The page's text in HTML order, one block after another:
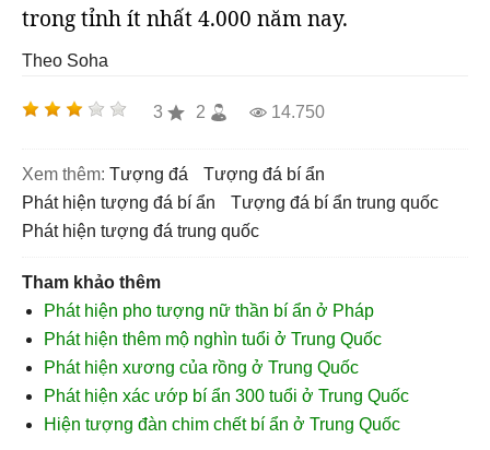
trong tỉnh ít nhất 4.000 năm nay.
Theo Soha
3 2 14.750
Xem thêm: tượng đá
tượng đá bí ẩn
phát hiện tượng đá bí ẩn
tượng đá bí ẩn trung quốc
phát hiện tượng đá trung quốc
Tham khảo thêm
Phát hiện pho tượng nữ thần bí ẩn ở Pháp
Phát hiện thêm mộ nghìn tuổi ở Trung Quốc
Phát hiện xương của rồng ở Trung Quốc
Phát hiện xác ướp bí ẩn 300 tuổi ở Trung Quốc
Hiện tượng đàn chim chết bí ẩn ở Trung Quốc